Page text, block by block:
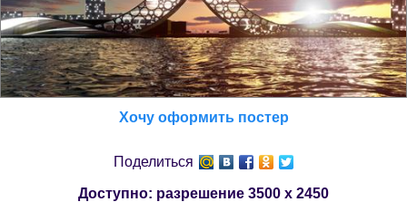
Хочу оформить постер
Поделиться
Доступно: разрешение 3500 x 2450